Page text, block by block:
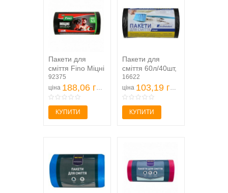
Пакети для
сміття Fino Міцні
60л 40шт/уп
92375
ціна 188,06 грн
КУПИТИ
Пакети для
сміття 60л/40шт,
Eurostandart,
міцні, чорні...
16622
ціна 103,19 грн
КУПИТИ